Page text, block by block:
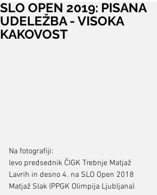
SLO OPEN 2019: PISANA
UDELEŽBA - VISOKA
KAKOVOST
Na fotografiji:
levo predsednik ČIGK Trebnje Matjaž
Lavrih in desno 4. na SLO Open 2018
Matjaž Slak (PPGK Olimpija Ljubljana)